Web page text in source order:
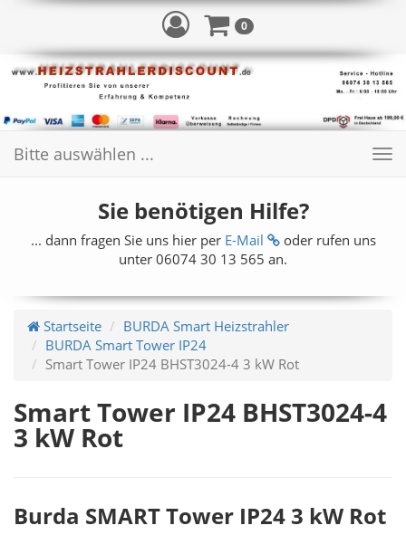
0
Bitte auswählen ...
Sie benötigen Hilfe?
... dann fragen Sie uns hier per E-Mail
oder rufen uns
unter 06074 30 13 565 an.
Startseite
BURDA Smart Heizstrahler
BURDA Smart Tower IP24
Smart Tower IP24 BHST3024-4 3 kW Rot
Smart Tower IP24 BHST3024-4
3 kW Rot
Burda SMART Tower IP24 3 kW Rot